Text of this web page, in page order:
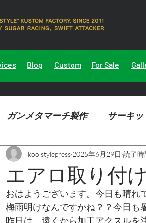
Blog Custom For Sale
ガンメタマーチ製作 サーキ
製作
エアロ取り付け
koolstylepress 2025年6月29日 読了時
おはようございます。今日も晴れ
梅雨明けなんですかね？？今日も
昨日は、遠くから加工アクスルを